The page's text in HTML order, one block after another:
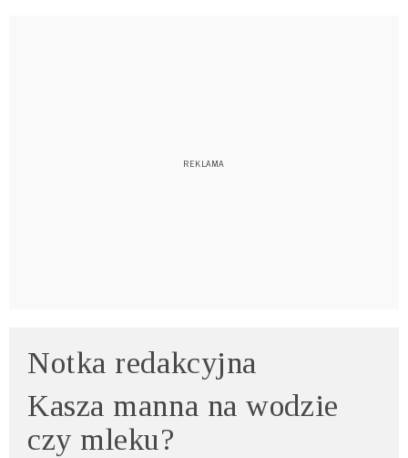
Notka redakcyjna
Kasza manna na wodzie
czy mleku?